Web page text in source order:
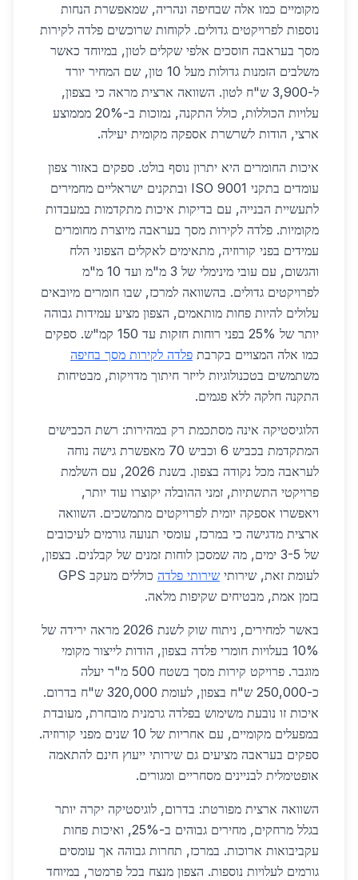
מקומיים כמו אלה שבחיפה ונהריה, שמאפשרת הנחות
נוספות לפרויקטים גדולים. לקוחות שרוכשים פלדה לקירות
מסך בעראבה חוסכים אלפי שקלים לטון, במיוחד כאשר
משלבים הזמנות גדולות מעל 10 טון, שם המחיר יורד
ל-3,900 ש"ח לטון. השוואה ארצית מראה כי בצפון,
עלויות הכוללות, כולל התקנה, נמוכות ב-20% מממוצע
ארצי, הודות לשרשרת אספקה מקומית יעילה.
איכות החומרים היא יתרון נוסף בולט. ספקים באזור צפון
עומדים בתקני ISO 9001 ובתקנים ישראליים מחמירים
לתעשיית הבנייה, עם בדיקות איכות מתקדמות במעבדות
מקומיות. פלדה לקירות מסך בעראבה מיוצרת מחומרים
עמידים בפני קורוזיה, מתאימים לאקלים הצפוני הלח
והגשום, עם עובי מינימלי של 3 מ"מ ועד 10 מ"מ
לפרויקטים גדולים. בהשוואה למרכז, שבו חומרים מיובאים
עלולים להיות פחות מותאמים, הצפון מציע עמידות גבוהה
יותר של 25% בפני רוחות חזקות עד 150 קמ"ש. ספקים
כמו אלה המצויים בקרבת פלדה לקירות מסך בחיפה
משתמשים בטכנולוגיות לייזר חיתוך מדויקות, מבטיחות
התקנה חלקה ללא פגמים.
הלוגיסטיקה אינה מסתכמת רק במהירות: רשת הכבישים
המתקדמת בכביש 6 וכביש 70 מאפשרת גישה נוחה
לעראבה מכל נקודה בצפון. בשנת 2026, עם השלמת
פרויקטי התשתיות, זמני ההובלה יקוצרו עוד יותר,
ויאפשרו אספקה יומית לפרויקטים מתמשכים. השוואה
ארצית מדגישה כי במרכז, עומסי תנועה גורמים לעיכובים
של 3-5 ימים, מה שמסכן לוחות זמנים של קבלנים. בצפון,
לעומת זאת, שירותי שירותי פלדה
כוללים מעקב GPS
בזמן אמת, מבטיחים שקיפות מלאה.
באשר למחירים, ניתוח שוק לשנת 2026 מראה ירידה של
10% בעלויות חומרי פלדה בצפון, הודות לייצור מקומי
מוגבר. פרויקט קירות מסך בשטח 500 מ"ר יעלה
כ-250,000 ש"ח בצפון, לעומת 320,000 ש"ח בדרום.
איכות זו נובעת משימוש בפלדה גרמנית מובחרת, מעובדת
במפעלים מקומיים, עם אחריות של 10 שנים מפני קורוזיה.
ספקים בעראבה מציעים גם שירותי ייעוץ חינם להתאמה
אופטימלית לבניינים מסחריים ומגורים.
השוואה ארצית מפורטת: בדרום, לוגיסטיקה יקרה יותר
בגלל מרחקים, מחירים גבוהים ב-25%, ואיכות פחות
עקביבואות ארוכות. במרכז, תחרות גבוהה אך עומסים
גורמים לעלויות נוספות. הצפון מנצח בכל פרמטר, במיוחד